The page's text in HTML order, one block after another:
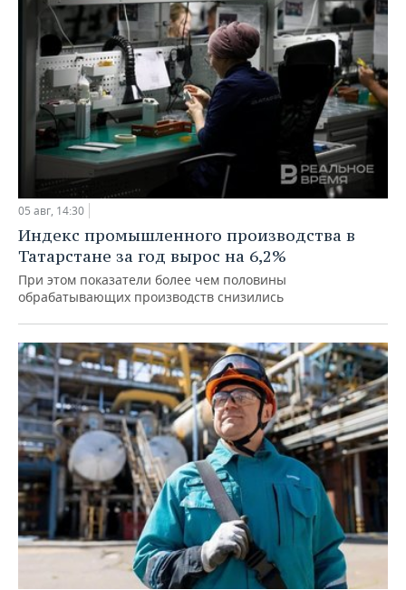
05 авг, 14:30
Индекс промышленного производства в
Татарстане за год вырос на 6,2%
При этом показатели более чем половины
обрабатывающих производств снизились